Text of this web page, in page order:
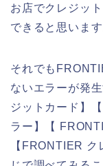
お店でクレジッ
できると思います
それでも
ないエラーが発
ジットカード】
ラー】【
【FRONTIER